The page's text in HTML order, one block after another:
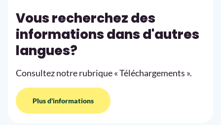
Vous recherchez des
informations dans d'autres
langues?
Consultez notre rubrique « Téléchargements ».
Plus d'informations